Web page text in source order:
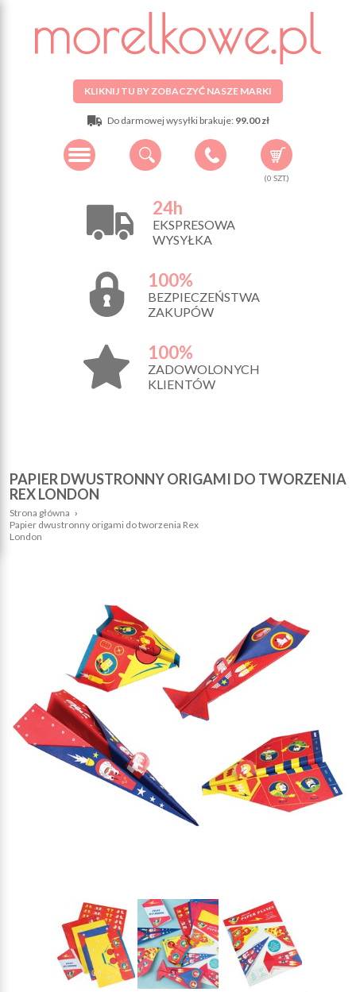
KLIKNIJ TU BY ZOBACZYĆ NASZE MARKI
Do darmowej wysyłki brakuje: 99.00 zł
(0 SZT.)
24h
EKSPRESOWA
WYSYŁKA
100%
BEZPIECZEŃSTWA
ZAKUPÓW
100%
ZADOWOLONYCH
KLIENTÓW
PAPIER DWUSTRONNY ORIGAMI DO TWORZENIA
REX LONDON
Strona główna ›
Papier dwustronny origami do tworzenia Rex
London